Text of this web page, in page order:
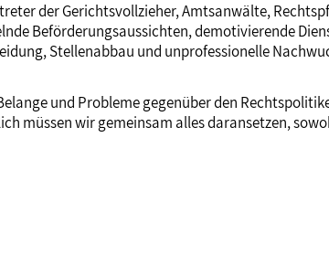
der Gerichtsvollzieher, Amtsanwälte,
Beförderungsaussichten, demotivierende
Stellenabbau und unprofessionelle
und Probleme gegenüber den
müssen wir gemeinsam alles daransetzen,